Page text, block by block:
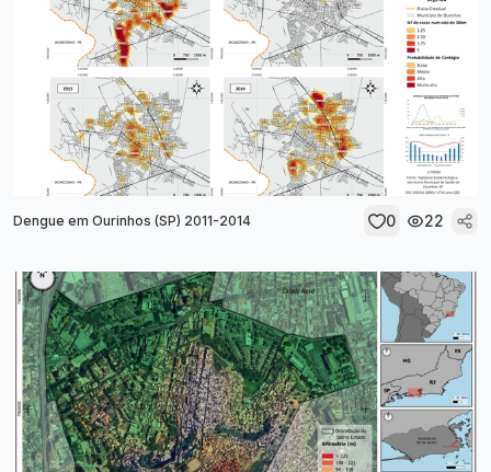
Dengue em Ourinhos (SP) 2011-2014 0 22